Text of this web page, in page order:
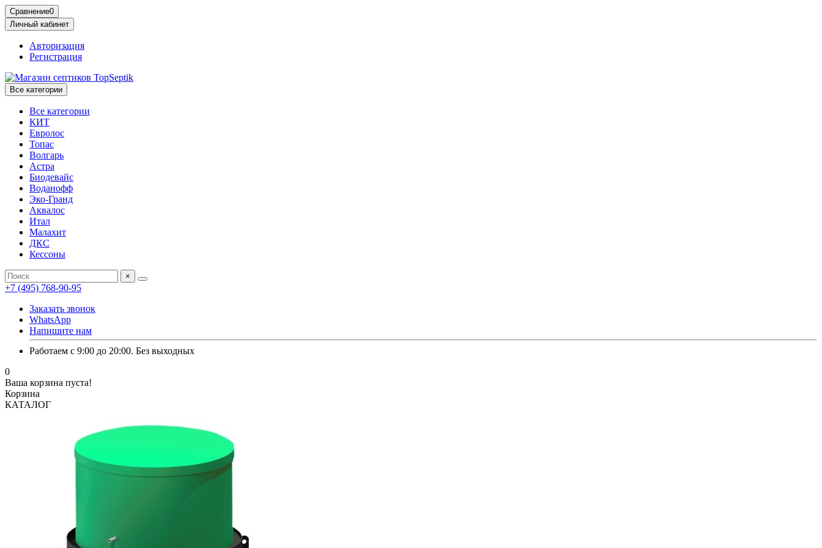
Сравнение0
Личный кабинет
Авторизация
Регистрация
Все категории
Все категории
КИТ
Евролос
Топас
Волгарь
Астра
Биодевайс
Воданофф
Эко-Гранд
Аквалос
Итал
Малахит
ДКС
Кессоны
×
+7 (495) 768-90-95
Заказать звонок
WhatsApp
Напишите нам
Работаем с 9:00 до 20:00. Без выходных
0
Ваша корзина пуста!
Корзина
КАТАЛОГ